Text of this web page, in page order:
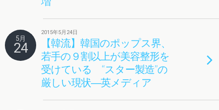
5月
24
2015年5月24日
【韓流】韓国のポップス界、
若手の９割以上が美容整形を
受けている “スター製造”の
厳しい現状―英メディア